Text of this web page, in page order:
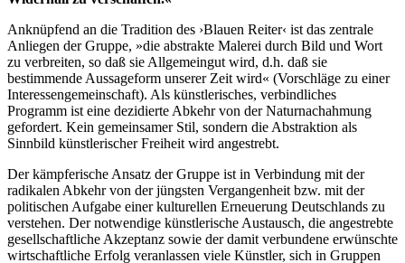
Anknüpfend an die Tradition des ›Blauen Reiter‹ ist das zentrale
Anliegen der Gruppe, »die abstrakte Malerei durch Bild und Wort
zu verbreiten, so daß sie Allgemeingut wird, d.h. daß sie
bestimmende Aussageform unserer Zeit wird« (Vorschläge zu einer
Interessengemeinschaft). Als künstlerisches, verbindliches
Programm ist eine dezidierte Abkehr von der Naturnachahmung
gefordert. Kein gemeinsamer Stil, sondern die Abstraktion als
Sinnbild künstlerischer Freiheit wird angestrebt.
Der kämpferische Ansatz der Gruppe ist in Verbindung mit der
radikalen Abkehr von der jüngsten Vergangenheit bzw. mit der
politischen Aufgabe einer kulturellen Erneuerung Deutschlands zu
verstehen. Der notwendige künstlerische Austausch, die angestrebte
gesellschaftliche Akzeptanz sowie der damit verbundene erwünschte
wirtschaftliche Erfolg veranlassen viele Künstler, sich in Gruppen